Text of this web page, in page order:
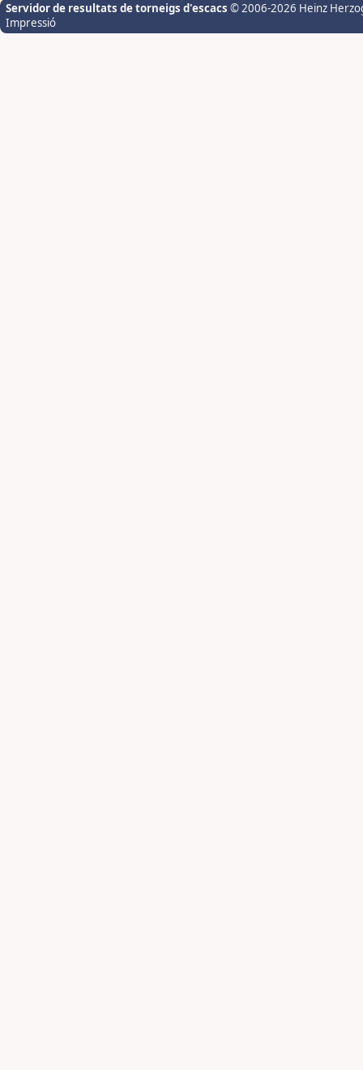
Servidor de resultats de torneigs d'escacs © 2006-2026 Heinz
Impressió